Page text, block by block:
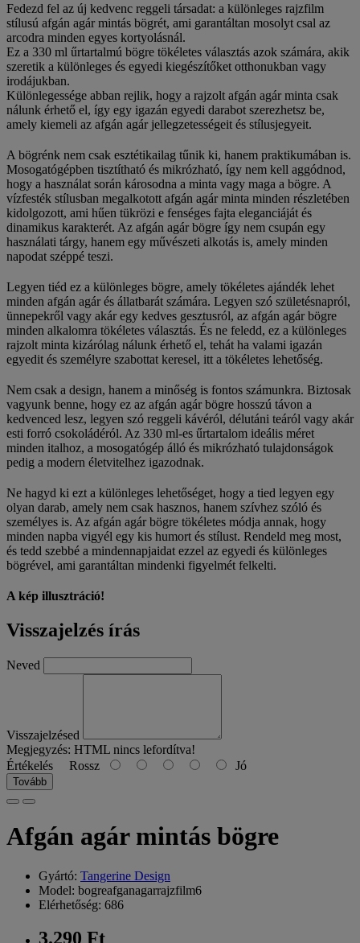
Fedezd fel az új kedvenc reggeli társadat: a különleges rajzfilm
stílusú afgán agár mintás bögrét, ami garantáltan mosolyt csal az
arcodra minden egyes kortyolásnál.
Ez a 330 ml űrtartalmú bögre tökéletes választás azok számára, akik
szeretik a különleges és egyedi kiegészítőket otthonukban vagy
irodájukban.
Különlegessége abban rejlik, hogy a rajzolt afgán agár minta csak
nálunk érhető el, így egy igazán egyedi darabot szerezhetsz be,
amely kiemeli az afgán agár jellegzetességeit és stílusjegyeit.
A bögrénk nem csak esztétikailag tűnik ki, hanem praktikumában is.
Mosogatógépben tisztítható és mikrózható, így nem kell aggódnod,
hogy a használat során károsodna a minta vagy maga a bögre. A
vízfesték stílusban megalkotott afgán agár minta minden részletében
kidolgozott, ami hűen tükrözi e fenséges fajta eleganciáját és
dinamikus karakterét. Az afgán agár bögre így nem csupán egy
használati tárgy, hanem egy művészeti alkotás is, amely minden
napodat széppé teszi.
Legyen tiéd ez a különleges bögre, amely tökéletes ajándék lehet
minden afgán agár és állatbarát számára. Legyen szó születésnapról,
ünnepekről vagy akár egy kedves gesztusról, az afgán agár bögre
minden alkalomra tökéletes választás. És ne feledd, ez a különleges
rajzolt minta kizárólag nálunk érhető el, tehát ha valami igazán
egyedit és személyre szabottat keresel, itt a tökéletes lehetőség.
Nem csak a design, hanem a minőség is fontos számunkra. Biztosak
vagyunk benne, hogy ez az afgán agár bögre hosszú távon a
kedvenced lesz, legyen szó reggeli kávéról, délutáni teáról vagy akár
esti forró csokoládéról. Az 330 ml-es űrtartalom ideális méret
minden italhoz, a mosogatógép álló és mikrózható tulajdonságok
pedig a modern életvitelhez igazodnak.
Ne hagyd ki ezt a különleges lehetőséget, hogy a tied legyen egy
olyan darab, amely nem csak hasznos, hanem szívhez szóló és
személyes is. Az afgán agár bögre tökéletes módja annak, hogy
minden napba vigyél egy kis humort és stílust. Rendeld meg most,
és tedd szebbé a mindennapjaidat ezzel az egyedi és különleges
bögrével, ami garantáltan mindenki figyelmét felkelti.
A kép illusztráció!
Visszajelzés írás
Neved
Visszajelzésed
Megjegyzés: HTML nincs lefordítva!
Értékelés Rossz Jó
Tovább
Afgán agár mintás bögre
Gyártó: Tangerine Design
Model: bogreafganagarrajzfilm6
Elérhetőség: 686
3.290 Ft